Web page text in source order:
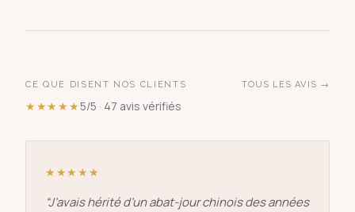
CE QUE DISENT NOS CLIENTS
★★★★★5/5 · 47 avis vérifiés
TOUS LES AVIS →
★★★★★
“J’avais hérité d’un abat-jour chinois des années